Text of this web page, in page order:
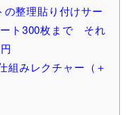
整理貼り付けサー
ト300枚まで それ
組みレクチャー（＋